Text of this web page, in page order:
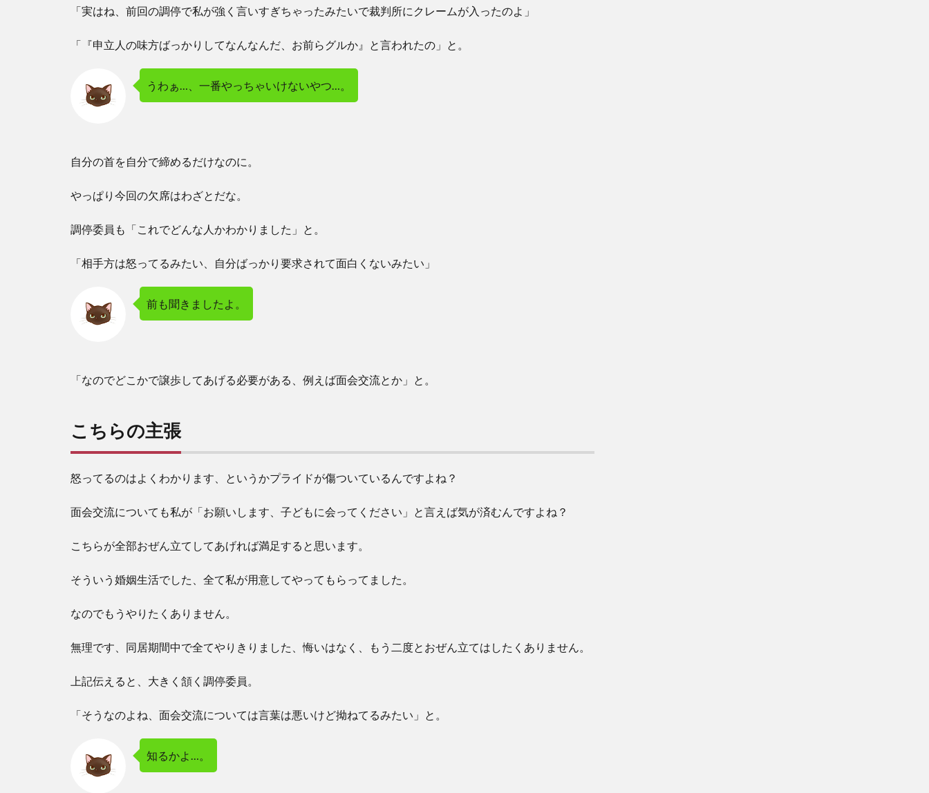
「実はね、前回の調停で私が強く言いすぎちゃったみたいで裁判所にクレームが入ったのよ」
「『申立人の味方ばっかりしてなんなんだ、お前らグルか』と言われたの」と。
うわぁ…、一番やっちゃいけないやつ…。
自分の首を自分で締めるだけなのに。
やっぱり今回の欠席はわざとだな。
調停委員も「これでどんな人かわかりました」と。
「相手方は怒ってるみたい、自分ばっかり要求されて面白くないみたい」
前も聞きましたよ。
「なのでどこかで譲歩してあげる必要がある、例えば面会交流とか」と。
こちらの主張
怒ってるのはよくわかります、というかプライドが傷ついているんですよね？
面会交流についても私が「お願いします、子どもに会ってください」と言えば気が済むんですよね？
こちらが全部おぜん立てしてあげれば満足すると思います。
そういう婚姻生活でした、全て私が用意してやってもらってました。
なのでもうやりたくありません。
無理です、同居期間中で全てやりきりました、悔いはなく、もう二度とおぜん立てはしたくありません。
上記伝えると、大きく頷く調停委員。
「そうなのよね、面会交流については言葉は悪いけど拗ねてるみたい」と。
知るかよ…。